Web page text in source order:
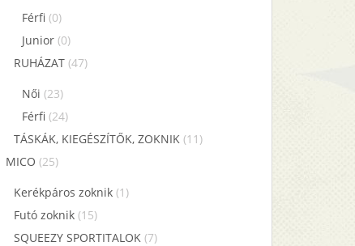
Férfi (0)
Junior (0)
RUHÁZAT (47)
Női (23)
Férfi (24)
TÁSKÁK, KIEGÉSZÍTŐK, ZOKNIK (11)
MICO (25)
Kerékpáros zoknik (1)
Futó zoknik (15)
SQUEEZY SPORTITALOK (7)